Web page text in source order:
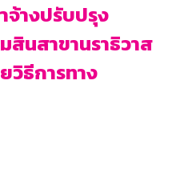
จ้างปรับปรุง
สินสาขานราธิวาส
วิธีการทาง